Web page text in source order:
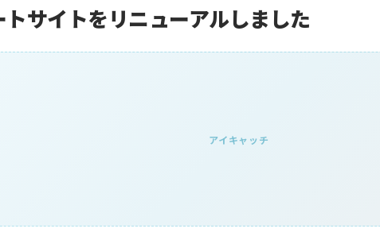
トサイトをリニューアルしました
アイキャッチ